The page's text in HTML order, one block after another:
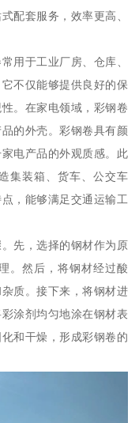
配套服务，效率更高、
用于工业厂房、仓库、
不仅能够提供良好的保
。在家电领域，彩钢卷
的外壳。彩钢卷具有颜
电产品的外观质感。此
集装箱、货车、公交车
，能够满足交通运输工
先，选择的钢材作为原
。然后，将钢材经过酸
质。接下来，将钢材进
涂剂均匀地涂在钢材表
和干燥，形成彩钢卷的